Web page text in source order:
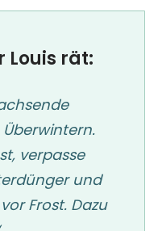
Louis rät:
verpasse
und
Frost. Dazu